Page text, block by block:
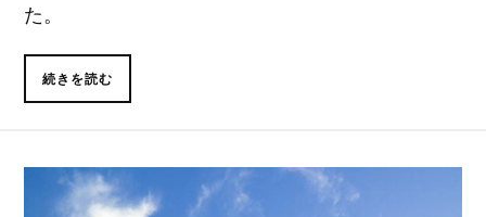
た。
続きを読む